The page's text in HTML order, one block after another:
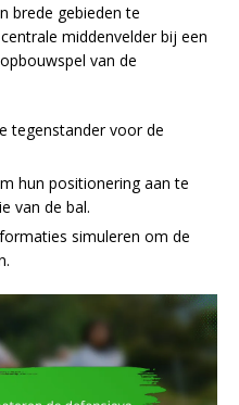
brede gebieden te
middenvelder bij een
van de
tegenstander voor de
hun positionering aan te
van de bal.
simuleren om de